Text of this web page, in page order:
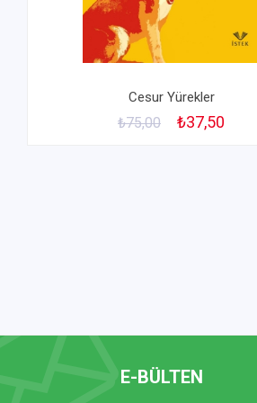
Cesur Yürekler
₺75,00 ₺37,50
E-BÜLTEN